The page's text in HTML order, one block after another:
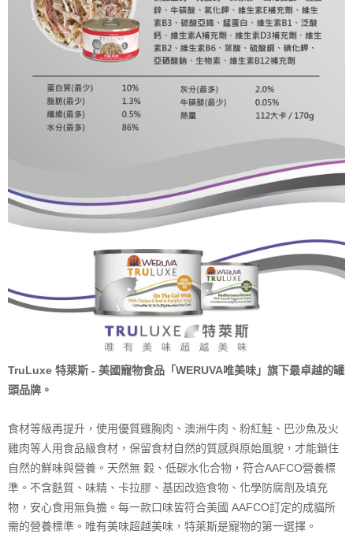
TruLuxe 特萊斯 - 美國寵物食品「WERUVA唯美味」旗下最卓越的罐
頭品牌。
食材等級再提升，使用優質雞胸肉、澳洲牛肉、粉紅鮭、巴沙魚及火
雞肉等人用食品級食材，保留食材自然的質感與原始風貌，才能鎖住
自然的鮮味與營養。天然無 穀、低碳水化合物，符合AAFCO營養標
準。不含麩質、味精、卡拉膠、基因改造食物、化學防腐劑及填充
物，安心食用無負擔。每一款口味皆符合美國 AAFCO訂定的成貓所
需的營養標準。唯有美味超越美味，特萊斯是寵物的第一選擇。